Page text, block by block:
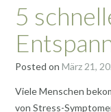
5
Posted on März 21,
Viele Menschen
von Stress-